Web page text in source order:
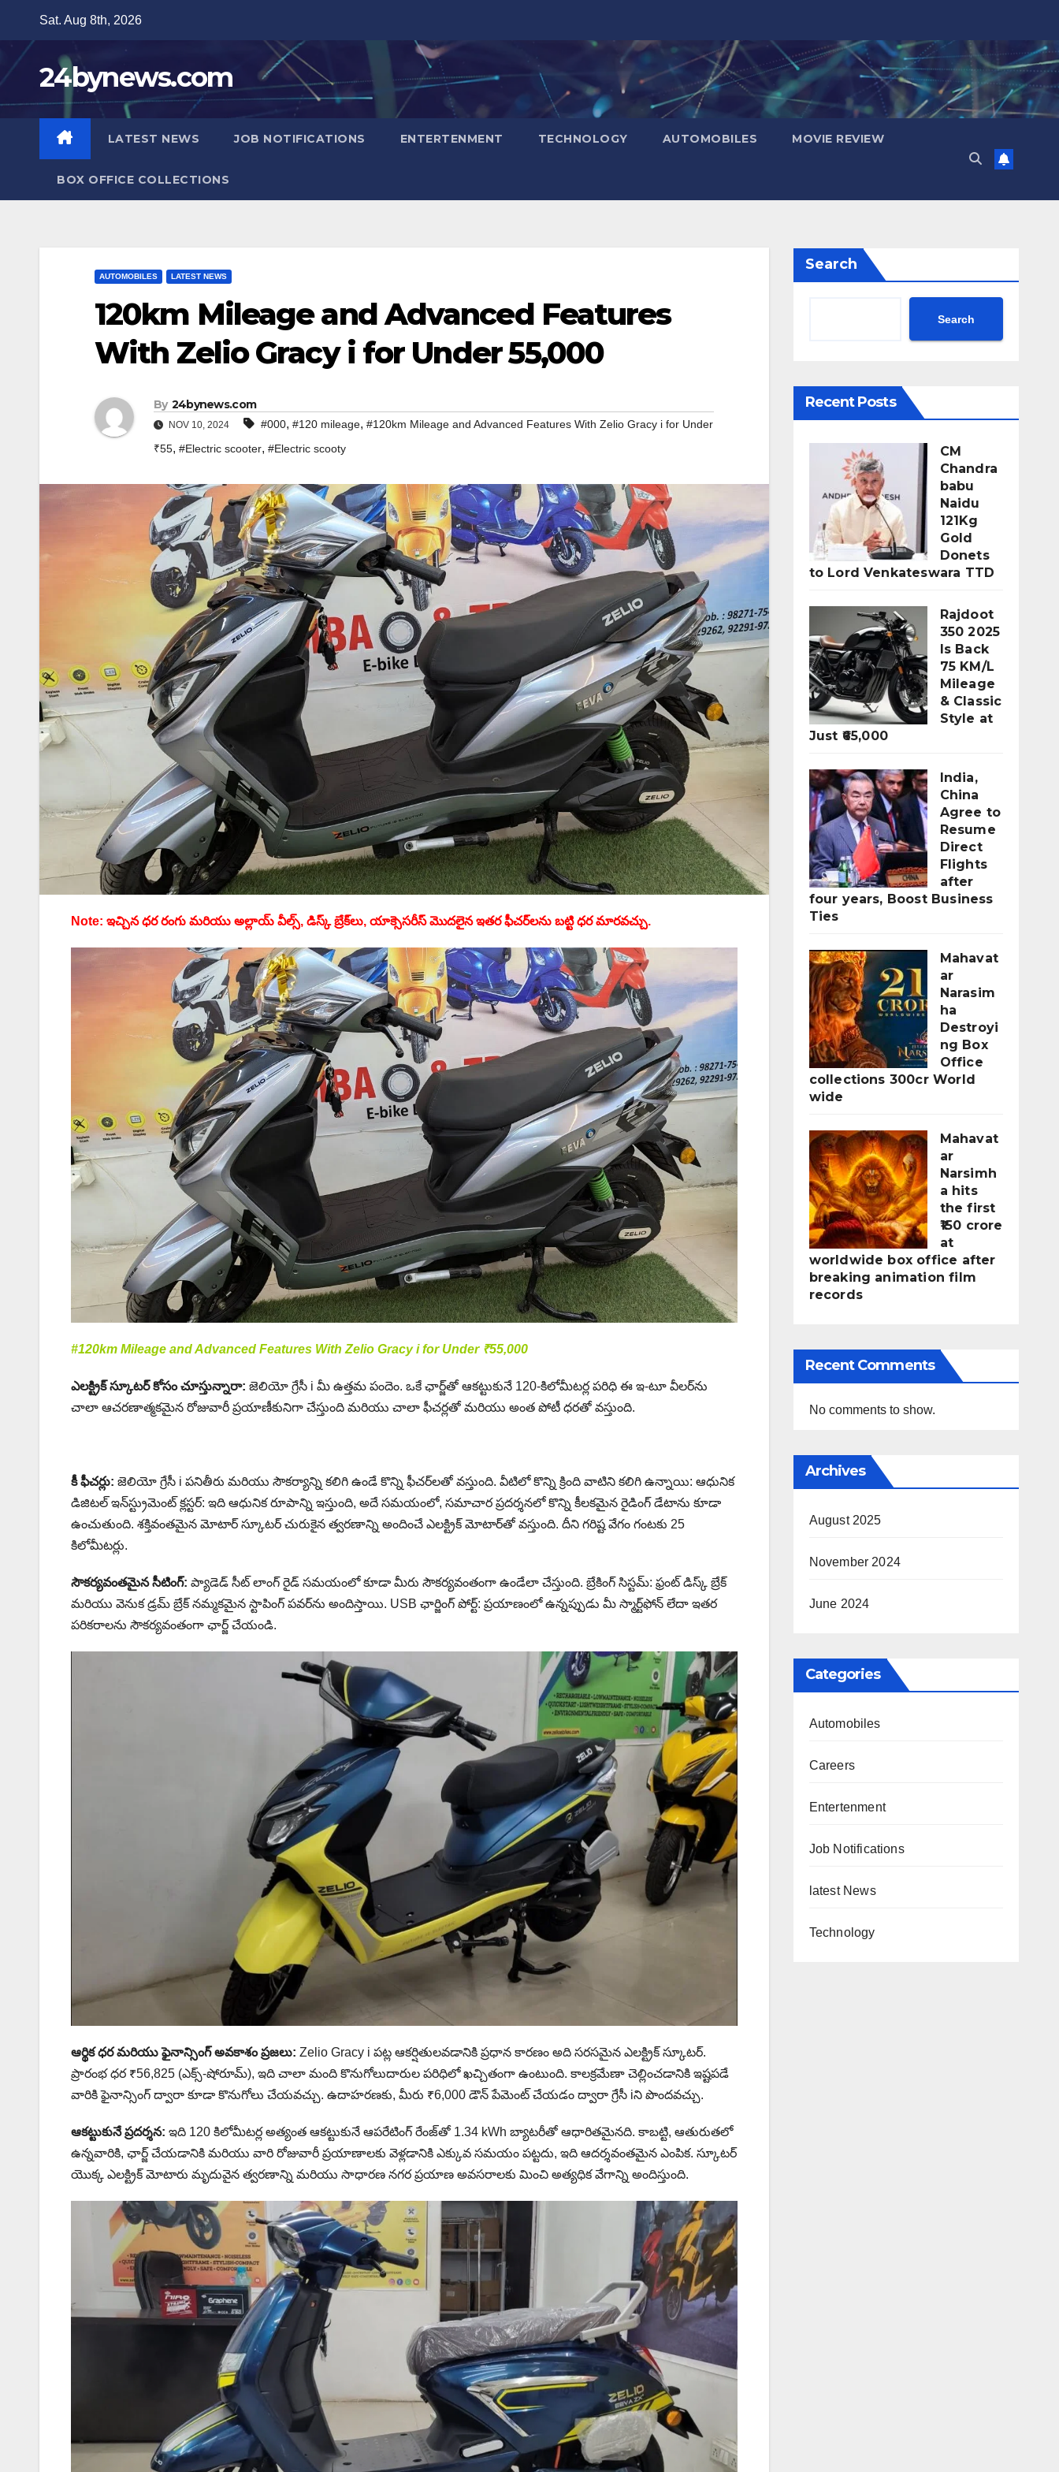
content
Sat. Aug 8th, 2026
24bynews.com
LATEST NEWS JOB NOTIFICATIONS ENTERTENMENT TECHNOLOGY AUTOMOBILES MOVIE REVIEW
BOX OFFICE COLLECTIONS
AUTOMOBILES LATEST NEWS
120km Mileage and Advanced Features
With Zelio Gracy i for Under ₹55,000
By 24bynews.com
NOV 10, 2024 #000, #120 mileage, #120km Mileage and Advanced Features With Zelio Gracy i for Under
₹55, #Electric scooter, #Electric scooty
Note: ఇచ్చిన ధర రంగు మరియు అల్లాయ్ వీల్స్, డిస్క్ బ్రేక్‌లు, యాక్సెసరీస్ మొదలైన ఇతర ఫీచర్‌లను బట్టి ధర మారవచ్చు.
#120km Mileage and Advanced Features With Zelio Gracy i for Under ₹55,000
ఎలక్ట్రిక్ స్కూటర్ కోసం చూస్తున్నారా: జెలియో గ్రేసీ i మీ ఉత్తమ పందెం. ఒకే ఛార్జ్‌తో ఆకట్టుకునే 120-కిలోమీటర్ల పరిధి ఈ ఇ-టూ వీలర్‌ను
చాలా ఆచరణాత్మకమైన రోజువారీ ప్రయాణీకునిగా చేస్తుంది మరియు చాలా ఫీచర్లతో మరియు అంత పోటీ ధరతో వస్తుంది.
కీ ఫీచర్లు: జెలియో గ్రేసీ i పనితీరు మరియు సౌకర్యాన్ని కలిగి ఉండే కొన్ని ఫీచర్‌లతో వస్తుంది. వీటిలో కొన్ని క్రింది వాటిని కలిగి ఉన్నాయి: ఆధునిక
డిజిటల్ ఇన్‌స్ట్రుమెంట్ క్లస్టర్: ఇది ఆధునిక రూపాన్ని ఇస్తుంది, అదే సమయంలో, సమాచార ప్రదర్శనలో కొన్ని కీలకమైన రైడింగ్ డేటాను కూడా
ఉంచుతుంది. శక్తివంతమైన మోటార్ స్కూటర్ చురుకైన త్వరణాన్ని అందించే ఎలక్ట్రిక్ మోటార్‌తో వస్తుంది. దీని గరిష్ట వేగం గంటకు 25
కిలోమీటర్లు.
సౌకర్యవంతమైన సీటింగ్: ప్యాడెడ్ సీట్ లాంగ్ రైడ్ సమయంలో కూడా మీరు సౌకర్యవంతంగా ఉండేలా చేస్తుంది. బ్రేకింగ్ సిస్టమ్: ఫ్రంట్ డిస్క్ బ్రేక్
మరియు వెనుక డ్రమ్ బ్రేక్ నమ్మకమైన స్టాపింగ్ పవర్‌ను అందిస్తాయి. USB ఛార్జింగ్ పోర్ట్: ప్రయాణంలో ఉన్నప్పుడు మీ స్మార్ట్‌ఫోన్ లేదా ఇతర
పరికరాలను సౌకర్యవంతంగా ఛార్జ్ చేయండి.
ఆర్థిక ధర మరియు ఫైనాన్సింగ్ అవకాశం ప్రజలు: Zelio Gracy i పట్ల ఆకర్షితులవడానికి ప్రధాన కారణం అది సరసమైన ఎలక్ట్రిక్ స్కూటర్.
ప్రారంభ ధర ₹56,825 (ఎక్స్-షోరూమ్), ఇది చాలా మంది కొనుగోలుదారుల పరిధిలో ఖచ్చితంగా ఉంటుంది. కాలక్రమేణా చెల్లించడానికి ఇష్టపడే
వారికి ఫైనాన్సింగ్ ద్వారా కూడా కొనుగోలు చేయవచ్చు. ఉదాహరణకు, మీరు ₹6,000 డౌన్ పేమెంట్ చేయడం ద్వారా గ్రేసీ iని పొందవచ్చు.
ఆకట్టుకునే ప్రదర్శన: ఇది 120 కిలోమీటర్ల అత్యంత ఆకట్టుకునే ఆపరేటింగ్ రేంజ్‌తో 1.34 kWh బ్యాటరీతో ఆధారితమైనది. కాబట్టి, ఆతురుతలో
ఉన్నవారికి, ఛార్జ్ చేయడానికి మరియు వారి రోజువారీ ప్రయాణాలకు వెళ్లడానికి ఎక్కువ సమయం పట్టదు, ఇది ఆదర్శవంతమైన ఎంపిక. స్కూటర్
యొక్క ఎలక్ట్రిక్ మోటారు మృదువైన త్వరణాన్ని మరియు సాధారణ నగర ప్రయాణ అవసరాలకు మించి అత్యధిక వేగాన్ని అందిస్తుంది.
Search
Search
Recent Posts
CM
Chandra
babu
Naidu
121Kg
Gold
Donets
to Lord Venkateswara TTD
Rajdoot
350 2025
Is Back
75 KM/L
Mileage
& Classic
Style at
Just ₹65,000
India,
China
Agree to
Resume
Direct
Flights
after
four years, Boost Business
Ties
Mahavat
ar
Narasim
ha
Destroyi
ng Box
Office
collections 300cr World
wide
Mahavat
ar
Narsimh
a hits
the first
₹150 crore
at
worldwide box office after
breaking animation film
records
Recent Comments
No comments to show.
Archives
August 2025
November 2024
June 2024
Categories
Automobiles
Careers
Entertenment
Job Notifications
latest News
Technology